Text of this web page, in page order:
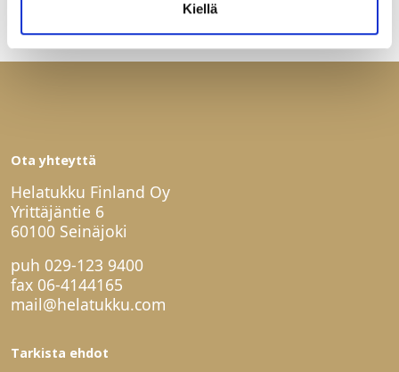
Kiellä
Ota yhteyttä
Helatukku Finland Oy
Yrittäjäntie 6
60100 Seinäjoki
puh 029-123 9400
fax 06-4144165
mail@helatukku.com
Tarkista ehdot